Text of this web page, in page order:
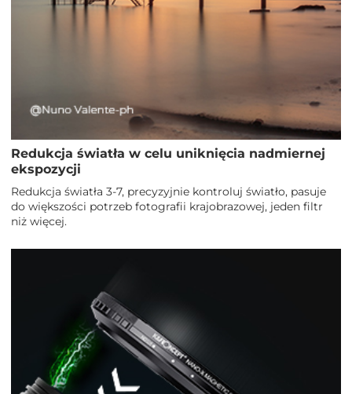
Redukcja światła w celu uniknięcia nadmiernej
ekspozycji
Redukcja światła 3-7, precyzyjnie kontroluj światło, pasuje
do większości potrzeb fotografii krajobrazowej, jeden filtr
niż więcej.